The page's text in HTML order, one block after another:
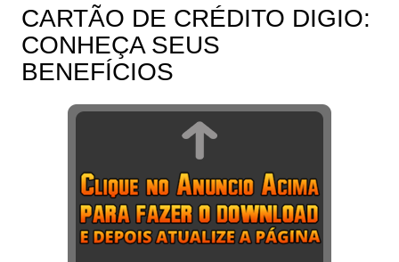
CARTÃO DE CRÉDITO DIGIO:
CONHEÇA SEUS
BENEFÍCIOS